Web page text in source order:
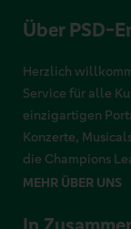
Über PSD-
Herzlich
Service für alle
einzigartigen
Konzerte,
die Champions
MEHR ÜBER UNS